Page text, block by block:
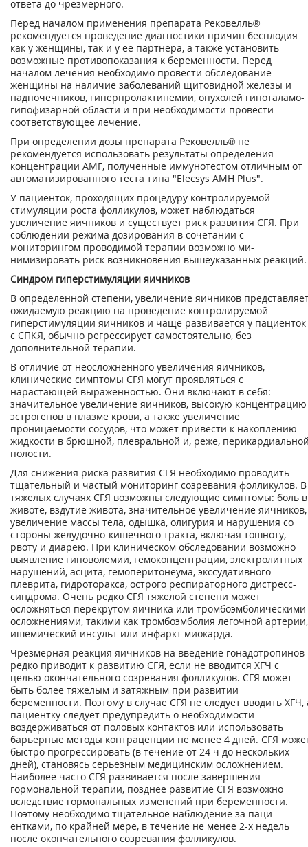
ответа до чрезмерного.
Перед началом применения препарата Рековелль®
рекомендуется проведение диагностики причин бесплодия
как у женщины, так и у ее партнера, а также установить
возможные противопоказания к беременности. Перед
началом лечения необходимо провести обсле­дование
женщины на наличие заболеваний щитовидной железы и
надпочечников, гиперпролактинемии, опухолей гипоталамо-
гипофизарной области и при необходимости прове­сти
соответствующее лечение.
При определении дозы препарата Рековелль® не
рекомендуется использовать результаты определения
концентрации АМГ, полученные иммунотестом отличным от
автоматизиро­ванного теста типа "Elecsys АМН Plus".
У пациенток, проходящих процедуру контролируемой
стимуляции роста фолликулов, может наблюдаться
увеличение яичников и существует риск развития СГЯ. При
соблюде­нии режима дозирования в сочетании с
мониторингом проводимой терапии возможно ми­
нимизировать риск возникновения вышеуказанных реакций.
Синдром гиперстимуляции яичников
В определенной степени, увеличение яичников
ожидаемую реакцию на про­ведение контролируемой
гиперстимуляции яичников и чаще развивается у пациенток
с CПКЯ, обычно регрессирует самостоятельно, без
дополнительной терапии.
В отличие от неосложненного увеличения яичников,
клинические симптомы СГЯ могут проявляться с
нарастающей выраженностью. Они включают в себя:
значительное увели­чение яичников, высокую концентрацию
эстрогенов в плазме крови, а также увеличение
проницаемости сосудов, что может привести к накоплению
жидкости в брюшной, плев­ральной и, реже,
полости.
Для снижения риска развития СГЯ необходимо проводить
тщательный и частый монито­ринг созревания фолликулов. В
тяжелых случаях СГЯ возможны следующие симптомы: боль в
животе, вздутие живота, значительное увеличение яичников,
увеличение массы те­ла, одышка, олигурия и нарушения со
стороны желудочно-кишечного тракта, включая тошноту,
рвоту и диарею. При клиническом обследовании возможно
выявление гиповолемии, гемоконцентрации, электролитных
нарушений, асцита, гемоперитонеума, экссуда­тивного
плеврита, гидроторакса, острого респираторного дистресс-
синдрома. Очень редко CГЯ тяжелой степени может
осложняться перекрутом яичника или тромбоэмболическими
осложнениями, такими как тромбоэмболия легочной артерии,
ишемический инсульт или инфаркт миокарда.
Чрезмерная реакция яичников на введение гонадотропинов
редко приводит к развитию СГЯ, если не вводится ХГЧ с
целью окончательного созревания фолликулов. СГЯ может
быть более тяжелым и затяжным при развитии
беременности. Поэтому в случае СГЯ не следует вводить ХГЧ,
пациентку следует предупредить о необходимости
воздерживать­ся от половых контактов или использовать
барьерные методы контрацепции не менее 4 дней. СГЯ
быстро прогрессировать (в течение от 24 ч до нескольких
дней), стано­вясь серьезным медицинским осложнением.
Наиболее часто СГЯ развивается после завершения
гормональной терапии, позднее развитие СГЯ возможно
вследствие гормональ­ных изменений при беременности.
Поэтому необходимо тщательное наблюдение за паци­
ентками, по крайней мере, в течение не менее 2-х недель
после окончательного созревания фолликулов.